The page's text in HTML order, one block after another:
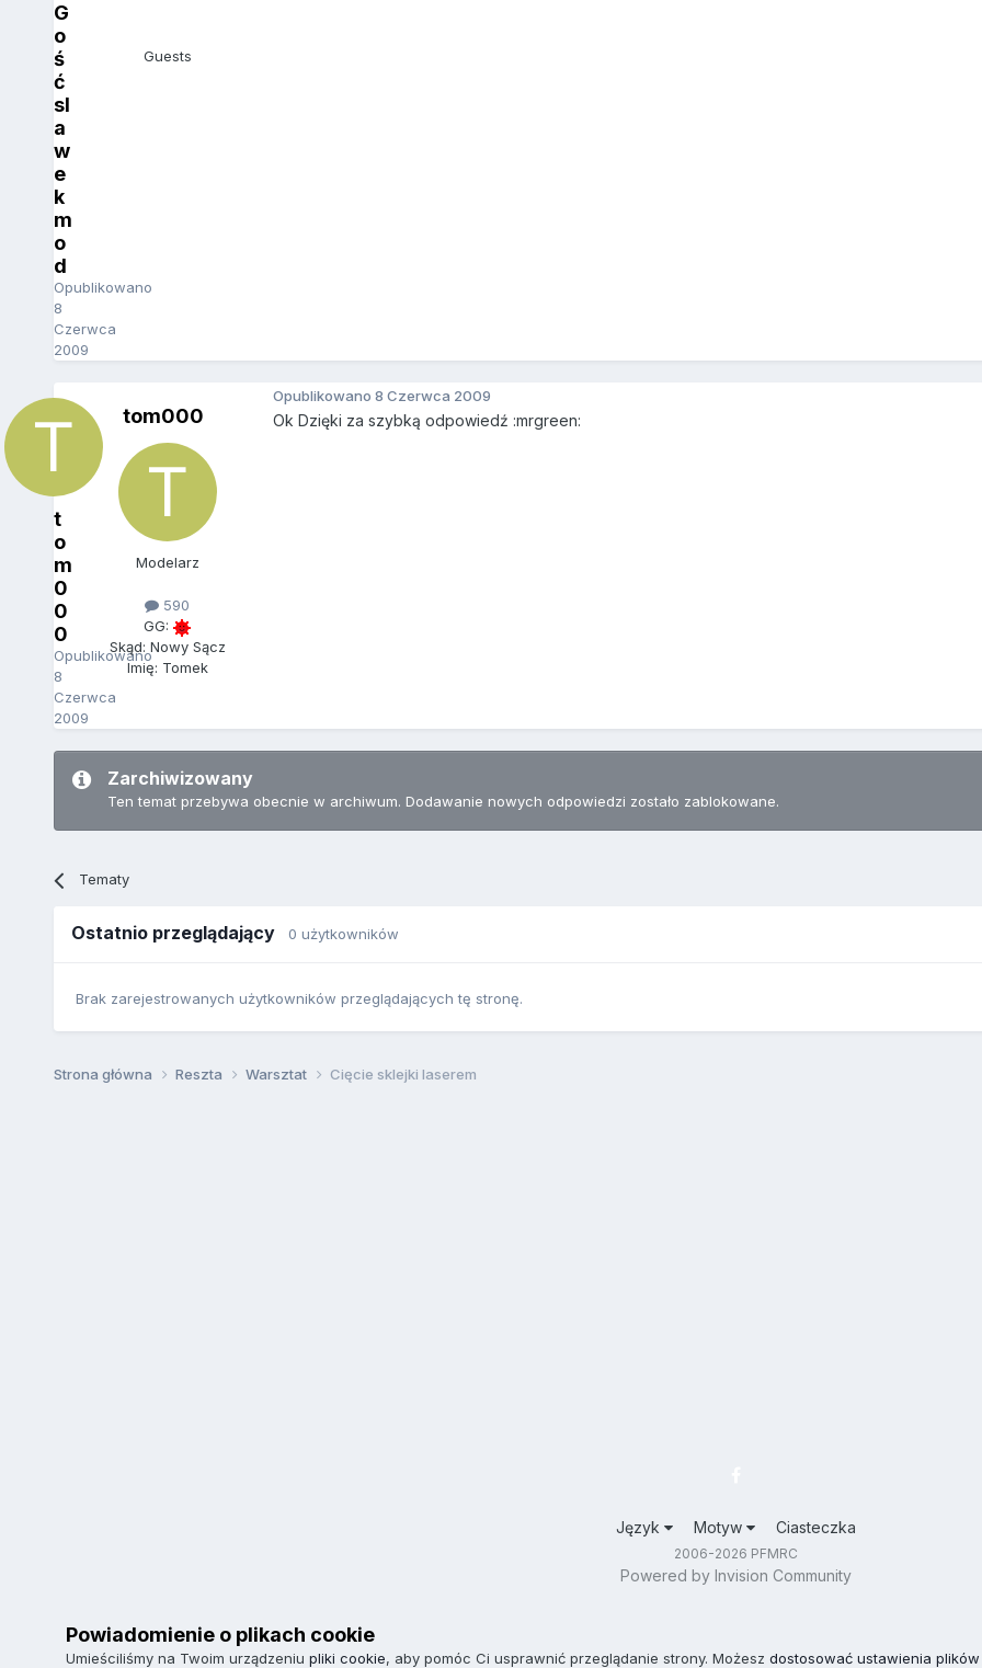
G
o
ś
ć
sl
a
w
e
k
m
o
d
Opublikowano
8
Czerwca
2009
Guests
t
o
m
0
0
0
Opublikowano
8
Czerwca
2009
tom000
Modelarz
590
GG:
Skąd: Nowy Sącz
Imię: Tomek
Opublikowano 8 Czerwca 2009
Ok Dzięki za szybką odpowiedź :mrgreen:
Zarchiwizowany
Ten temat przebywa obecnie w archiwum. Dodawanie nowych odpowiedzi zostało zablokowane.
Tematy
Ostatnio przeglądający 0 użytkowników
Brak zarejestrowanych użytkowników przeglądających tę stronę.
Strona główna Reszta Warsztat Cięcie sklejki laserem
Język Motyw Ciasteczka
2006-2026 PFMRC
Powered by Invision Community
Powiadomienie o plikach cookie
Umieściliśmy na Twoim urządzeniu pliki cookie, aby pomóc Ci usprawnić przeglądanie strony. Możesz dostosować ustawienia